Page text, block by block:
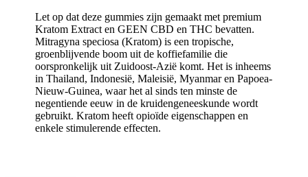
Let op dat deze gummies zijn gemaakt met premium
Kratom Extract en GEEN CBD en THC bevatten.
Mitragyna speciosa (Kratom) is een tropische,
groenblijvende boom uit de koffiefamilie die
oorspronkelijk uit Zuidoost-Azië komt. Het is inheems
in Thailand, Indonesië, Maleisië, Myanmar en Papoea-
Nieuw-Guinea, waar het al sinds ten minste de
negentiende eeuw in de kruidengeneeskunde wordt
gebruikt. Kratom heeft opioïde eigenschappen en
enkele stimulerende effecten.